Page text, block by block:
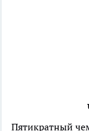
Пятикратный